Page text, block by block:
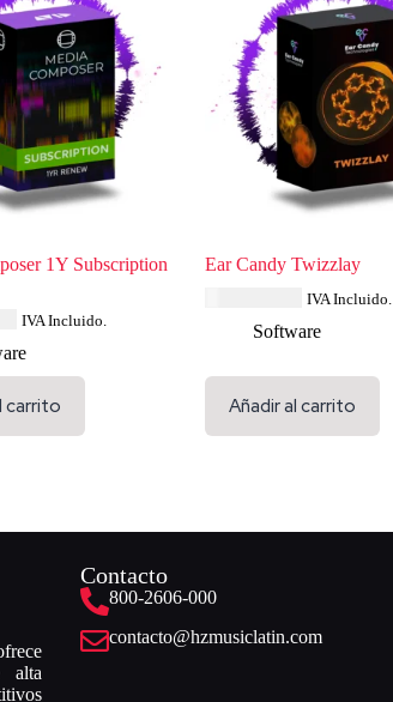
1Y Subscription
IVA Incluido.
carrito
Ear Candy Twizzlay
IVA Incluido.
Software
Añadir al carrito
alta
Contacto
800-2606-000
contacto@hzmusiclatin.com